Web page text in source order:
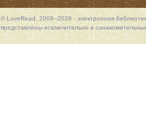
© LoveRead, 2009–2026 - электронная
представлены исключительно в